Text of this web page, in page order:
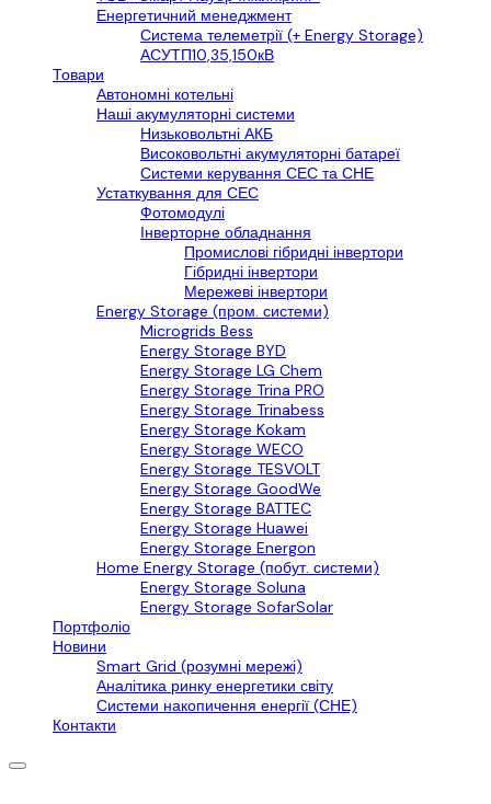
Енергетичний менеджмент
Система телеметрії (+ Energy Storage)
АСУТП10,35,150кВ
Товари
Автономні котельні
Наші акумуляторні системи
Низьковольтні АКБ
Високовольтні акумуляторні батареї
Системи керування СЕС та СНЕ
Устаткування для СЕС
Фотомодулі
Інверторне обладнання
Промислові гібридні інвертори
Гібридні інвертори
Мережеві інвертори
Energy Storage (пром. системи)
Microgrids Bess
Energy Storage BYD
Energy Storage LG Chem
Energy Storage Trina PRO
Energy Storage Trinabess
Energy Storage Kokam
Energy Storage WECO
Energy Storage TESVOLT
Energy Storage GoodWe
Energy Storage BATTEC
Energy Storage Huawei
Energy Storage Energon
Home Energy Storage (побут. системи)
Energy Storage Soluna
Energy Storage SofarSolar
Портфоліо
Новини
Smart Grid (розумні мережі)
Аналітика ринку енергетики світу
Системи накопичення енергії (СНЕ)
Контакти